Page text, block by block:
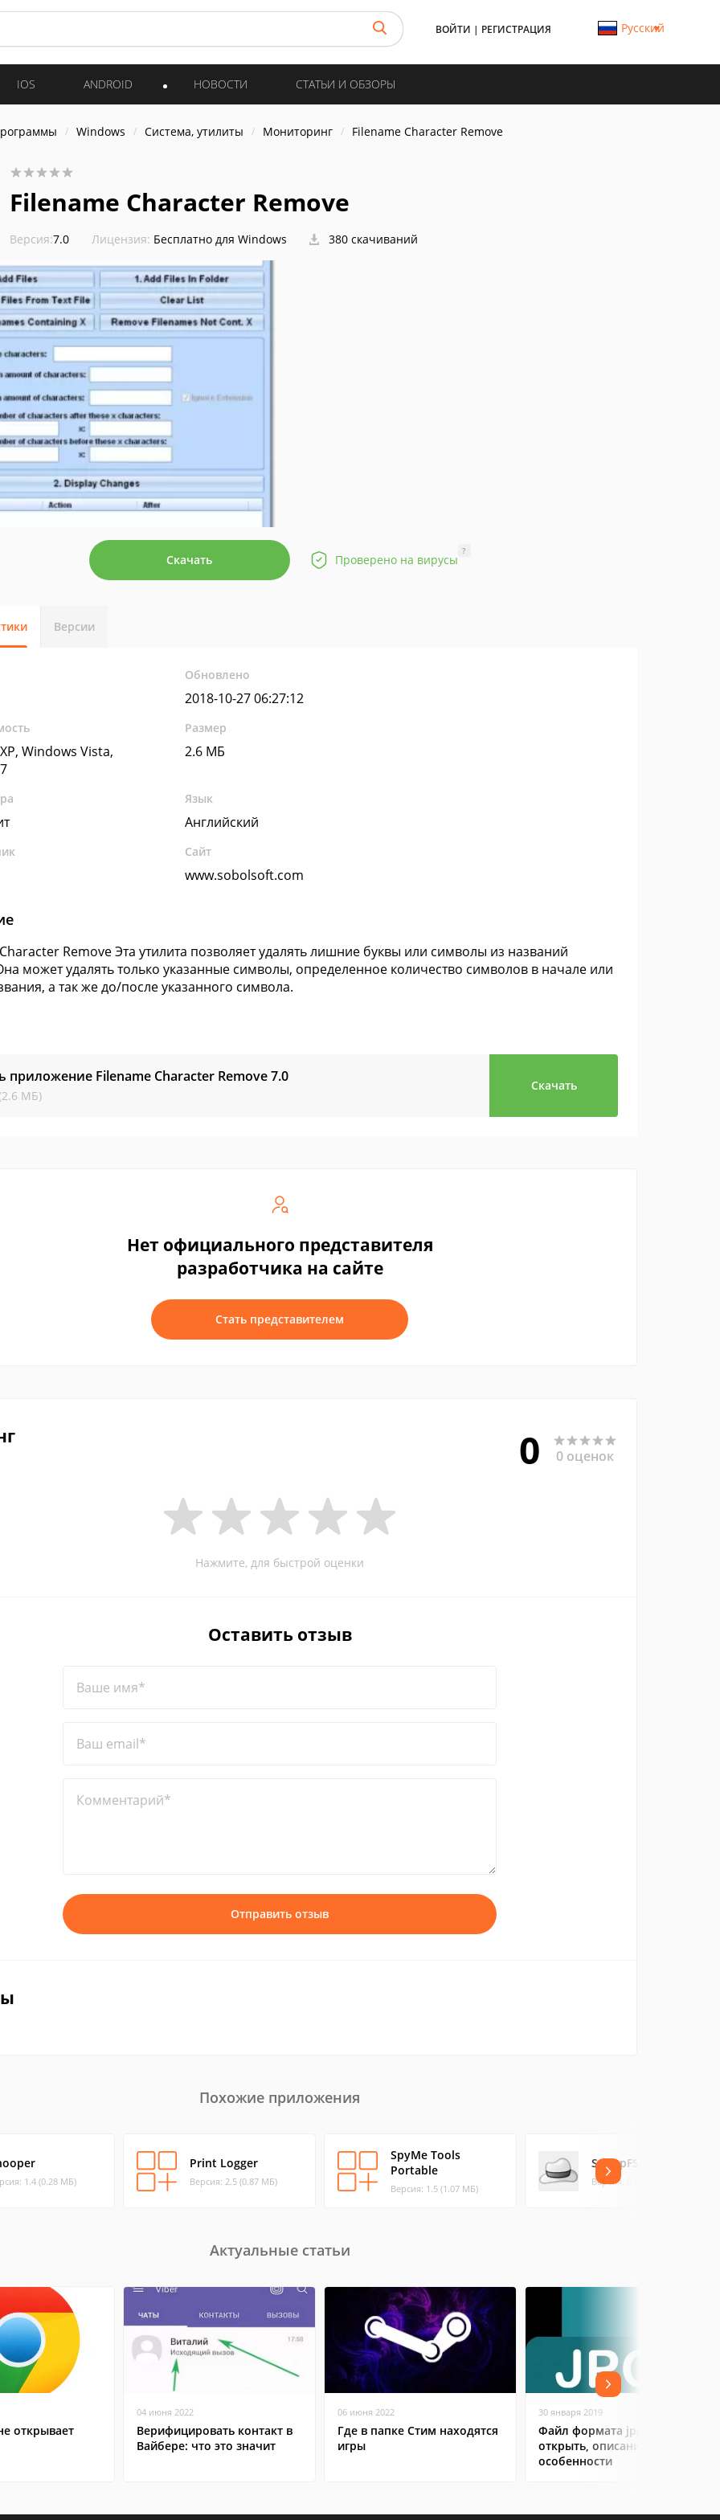
ВОЙТИ | РЕГИСТРАЦИЯ Русский
IOS ANDROID НОВОСТИ СТАТЬИ И ОБЗОРЫ
Windows Система, утилиты Мониторинг Filename Character Remove
Filename Character Remove
Версия:7.0 Лицензия: Бесплатно для Windows 380 скачиваний
Скачать Проверено на вирусы
?
Версии
Обновлено
2018-10-27 06:27:12
Windows Vista,
Размер
2.6 МБ
Язык
Английский
Сайт
www.sobolsoft.com
Remove Эта утилита позволяет удалять лишние буквы или символы из названий
может удалять только указанные символы, определенное количество символов в начале или
а так же до/после указанного символа.
приложение Filename Character Remove7.0
МБ)
Скачать
Нет официального представителя
разработчика на сайте
Стать представителем
0 0 оценок
Нажмите, для быстрой оценки
Оставить отзыв
Ваше имя*
Ваш email*
Комментарий*
Отправить отзыв
Похожие приложения
1.4 (0.28 МБ)
Print Logger
Версия: 2.5 (0.87 МБ)
SpyMe Tools
Portable
Версия: 1.5 (1.07 МБ)
SnoopFS
Версия: 0.80 (0.19 МБ)
Актуальные статьи
открывает
04 июня 2022
Верифицировать контакт в
Вайбере: что это значит
06 июня 2022
Где в папке Стим находятся
игры
30 января 2019
Файл формата jpg: чем
открыть, описание,
особенности